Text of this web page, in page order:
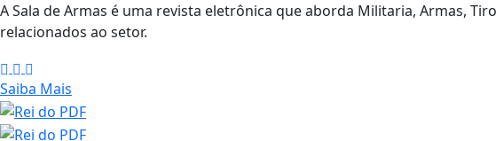
A Sala de Armas é uma revista eletrônica que aborda Militaria, Armas,
relacionados ao setor.
Saiba Mais